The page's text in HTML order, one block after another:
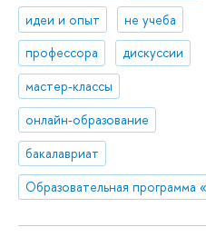
идеи и опыт
не учеба
профессора
дискуссии
мастер-классы
онлайн-образование
бакалавриат